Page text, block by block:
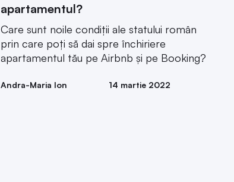
apartamentul?
Care sunt noile condiții ale statului român
prin care poți să dai spre închiriere
apartamentul tău pe Airbnb și pe Booking?
Andra-Maria Ion 14 martie 2022